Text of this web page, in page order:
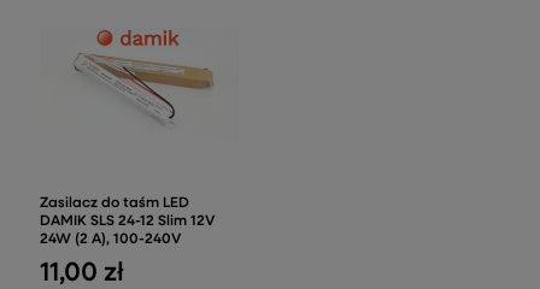
Zasilacz do taśm LED
DAMIK SLS 24-12 Slim 12V
24W (2 A), 100-240V
11,00 zł